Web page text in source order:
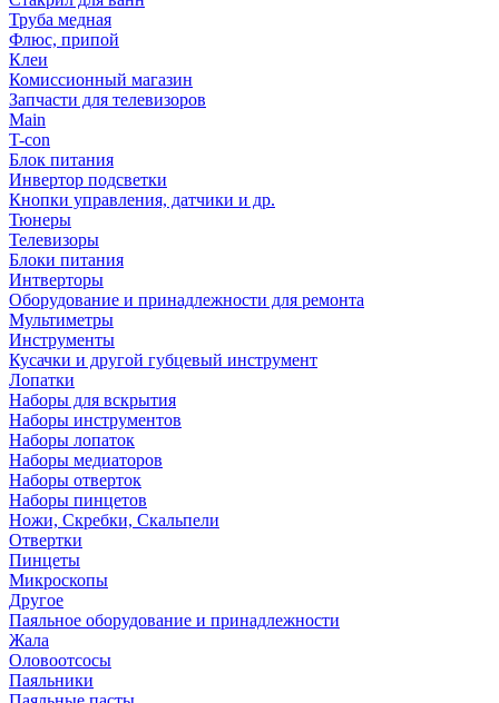
Труба медная
Флюс, припой
Клеи
Комиссионный магазин
Запчасти для телевизоров
Main
T-con
Блок питания
Инвертор подсветки
Кнопки управления, датчики и др.
Тюнеры
Телевизоры
Блоки питания
Интверторы
Оборудование и принадлежности для ремонта
Мультиметры
Инструменты
Кусачки и другой губцевый инструмент
Лопатки
Наборы для вскрытия
Наборы инструментов
Наборы лопаток
Наборы медиаторов
Наборы отверток
Наборы пинцетов
Ножи, Скребки, Скальпели
Отвертки
Пинцеты
Микроскопы
Другое
Паяльное оборудование и принадлежности
Жала
Оловоотсосы
Паяльники